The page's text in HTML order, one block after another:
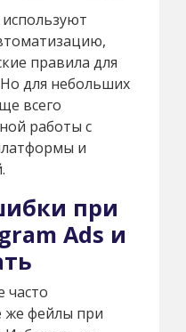
правила для
для небольших
всего
работы с
и
при
Ads и
часто
же фейлы при